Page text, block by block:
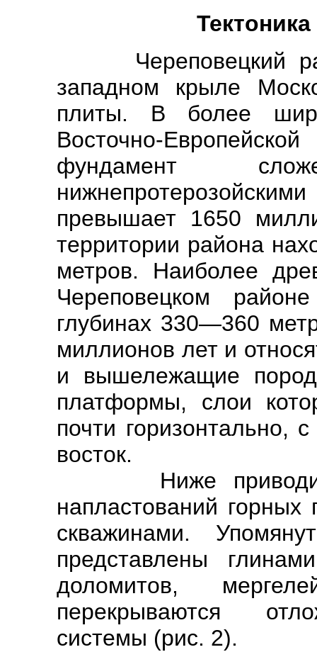
Череповецкий
западном крыле
плиты. В более
Восточно-
фундамент
превышает 1650
территории района
метров. Наиболее
Череповецком
глубинах 330—360
миллионов лет и
и вышележащие
платформы, слои
почти горизонтально,
восток.
Ниже приводится
напластований горных
скважинами.
представлены
доломитов,
перекрываются
системы (рис. 2).